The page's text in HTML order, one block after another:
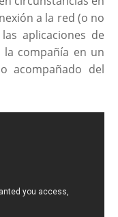
a la red (o no
aplicaciones de
compañía en un
acompañado del